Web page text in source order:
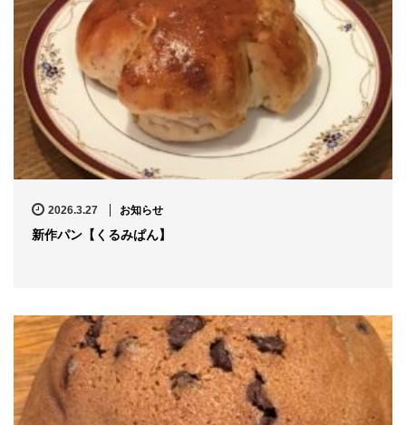
2026.3.27 お知らせ
新作パン【くるみぱん】